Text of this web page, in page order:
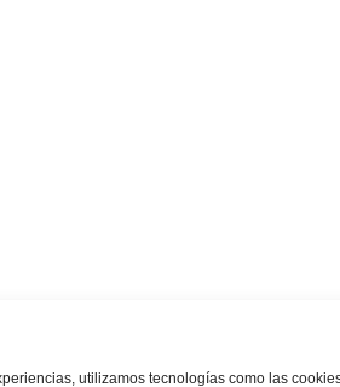
utilizamos tecnologías como las